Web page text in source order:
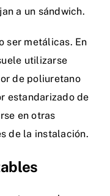
a un sándwich.
ser metálicas. En
utilizarse
de poliuretano
estandarizado de
en otras
de la instalación.